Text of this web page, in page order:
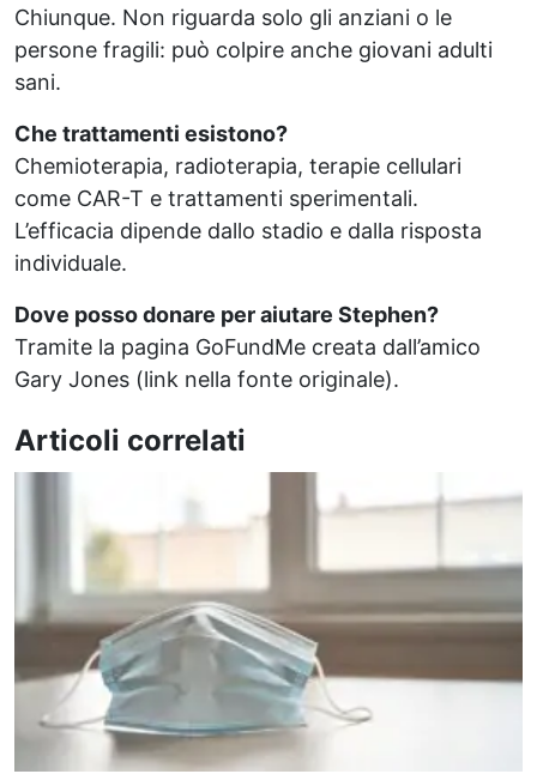
Chiunque. Non riguarda solo gli anziani o le
persone fragili: può colpire anche giovani adulti
sani.
Che trattamenti esistono?
Chemioterapia, radioterapia, terapie cellulari
come CAR-T e trattamenti sperimentali.
L’efficacia dipende dallo stadio e dalla risposta
individuale.
Dove posso donare per aiutare Stephen?
Tramite la pagina GoFundMe creata dall’amico
Gary Jones (link nella fonte originale).
Articoli correlati